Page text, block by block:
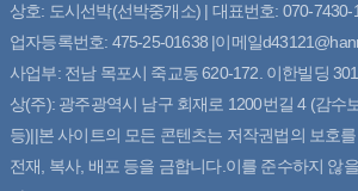
상호: 도시선박(선박중개소) | 대표번호: 070-
업자등록번호: 475-25-01638 |이메일
사업부: 전남 목포시 죽교동 620-172. 이한빌딩
상(주): 광주광역시 남구 회재로 1200번길 4 (감수
등)||본 사이트의 모든 콘텐츠는 저작권법의 보호
전재, 복사, 배포 등을 금합니다.이를 준수하지 않